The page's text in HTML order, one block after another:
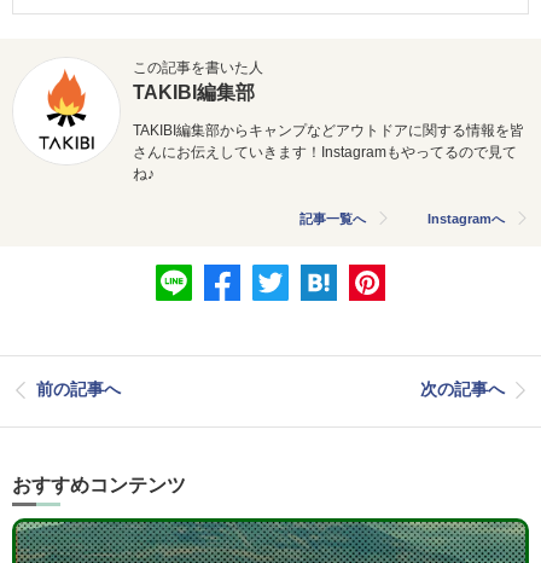
この記事を書いた人
TAKIBI編集部
TAKIBI編集部からキャンプなどアウトドアに関する情報を皆
さんにお伝えしていきます！Instagramもやってるので見て
ね♪
記事一覧へ Instagramへ
前の記事へ 次の記事へ
おすすめコンテンツ